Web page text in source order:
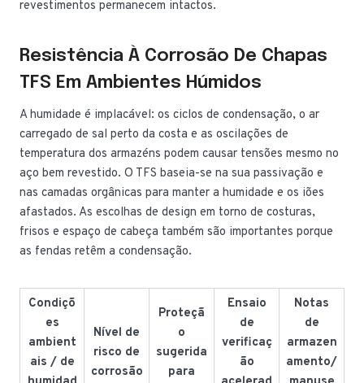
revestimentos permanecem intactos.
Resistência À Corrosão De Chapas
TFS Em Ambientes Húmidos
A humidade é implacável: os ciclos de condensação, o ar
carregado de sal perto da costa e as oscilações de
temperatura dos armazéns podem causar tensões mesmo no
aço bem revestido. O TFS baseia-se na sua passivação e
nas camadas orgânicas para manter a humidade e os iões
afastados. As escolhas de design em torno de costuras,
frisos e espaço de cabeça também são importantes porque
as fendas retêm a condensação.
Condiçõ
es
ambient
ais / de
Nível de
risco de
corrosão
Proteçã
o
sugerida
para
Ensaio
de
verificaç
ão
Notas
de
armazen
amento/